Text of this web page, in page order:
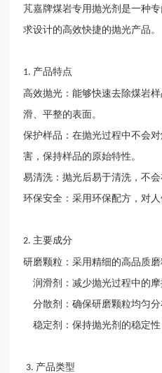
芃嘉牌煤岩专用抛光剂是一种
求设计的高效快捷的抛光产品。
1. 产品特点
高效抛光：能够快速去除煤岩
滑、平整的表面。
保护样品 ：在抛光过程中不会
害，保持样品的原始特性。
易清洗：抛光后易于清洗，不
环保安全：采用环保配方，对
2. 主要成分
研磨颗粒：采用精细的高品质磨
润滑剂：减少抛光过程中的摩
分散剂：确保研磨颗粒均匀分
稳定剂：保持抛光剂的稳定性
3. 产品类型